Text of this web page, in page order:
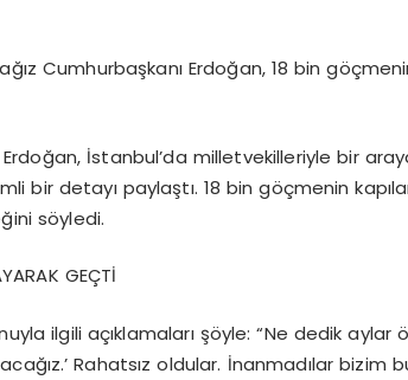
Cumhurbaşkanı Erdoğan, 18 bin
İstanbul’da milletvekilleriyle bir
bir detayı paylaştı. 18 bin göçmenin
söyledi.
GEÇTİ
ilgili açıklamaları şöyle: “Ne dedik
Rahatsız oldular. İnanmadılar